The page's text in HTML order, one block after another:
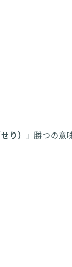
り） 」勝つの意